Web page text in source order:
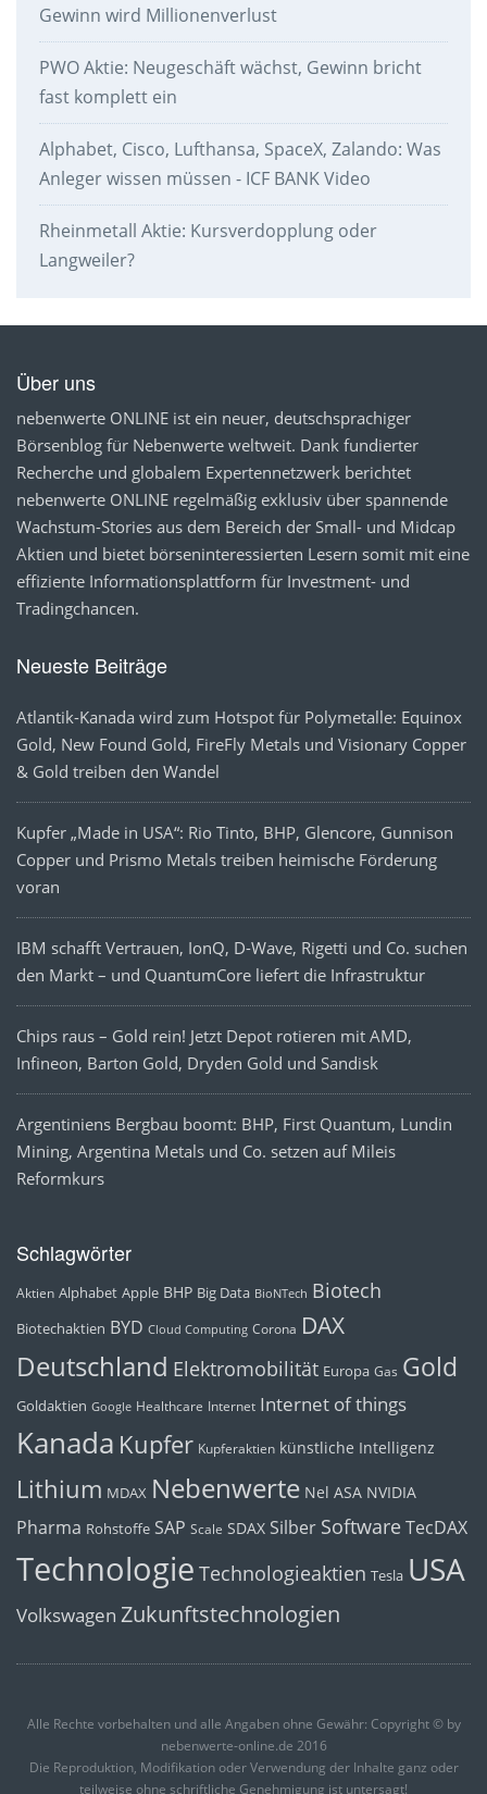
Gewinn wird Millionenverlust
PWO Aktie: Neugeschäft wächst, Gewinn bricht
fast komplett ein
Alphabet, Cisco, Lufthansa, SpaceX, Zalando: Was
Anleger wissen müssen - ICF BANK Video
Rheinmetall Aktie: Kursverdopplung oder
Langweiler?
Über uns
nebenwerte ONLINE ist ein neuer, deutschsprachiger
Börsenblog für Nebenwerte weltweit. Dank fundierter
Recherche und globalem Expertennetzwerk berichtet
nebenwerte ONLINE regelmäßig exklusiv über spannende
Wachstum-Stories aus dem Bereich der Small- und Midcap
Aktien und bietet börseninteressierten Lesern somit mit eine
effiziente Informationsplattform für Investment- und
Tradingchancen.
Neueste Beiträge
Atlantik-Kanada wird zum Hotspot für Polymetalle: Equinox
Gold, New Found Gold, FireFly Metals und Visionary Copper
& Gold treiben den Wandel
Kupfer „Made in USA“: Rio Tinto, BHP, Glencore, Gunnison
Copper und Prismo Metals treiben heimische Förderung
voran
IBM schafft Vertrauen, IonQ, D-Wave, Rigetti und Co. suchen
den Markt – und QuantumCore liefert die Infrastruktur
Chips raus – Gold rein! Jetzt Depot rotieren mit AMD,
Infineon, Barton Gold, Dryden Gold und Sandisk
Argentiniens Bergbau boomt: BHP, First Quantum, Lundin
Mining, Argentina Metals und Co. setzen auf Mileis
Reformkurs
Schlagwörter
Aktien Alphabet Apple BHP Big Data BioNTech Biotech
Biotechaktien BYD Cloud Computing Corona DAX
Deutschland Elektromobilität Europa Gas Gold
Goldaktien Google Healthcare Internet Internet of things
Kanada Kupfer Kupferaktien künstliche Intelligenz
Lithium MDAX Nebenwerte Nel ASA NVIDIA
Pharma Rohstoffe SAP Scale SDAX Silber SoftwareTecDAX
Technologie Technologieaktien Tesla USA
Volkswagen Zukunftstechnologien
Alle Rechte vorbehalten und alle Angaben ohne Gewähr: Copyright © by
nebenwerte-online.de 2016
Die Reproduktion, Modifikation oder Verwendung der Inhalte ganz oder
teilweise ohne schriftliche Genehmigung ist untersagt!